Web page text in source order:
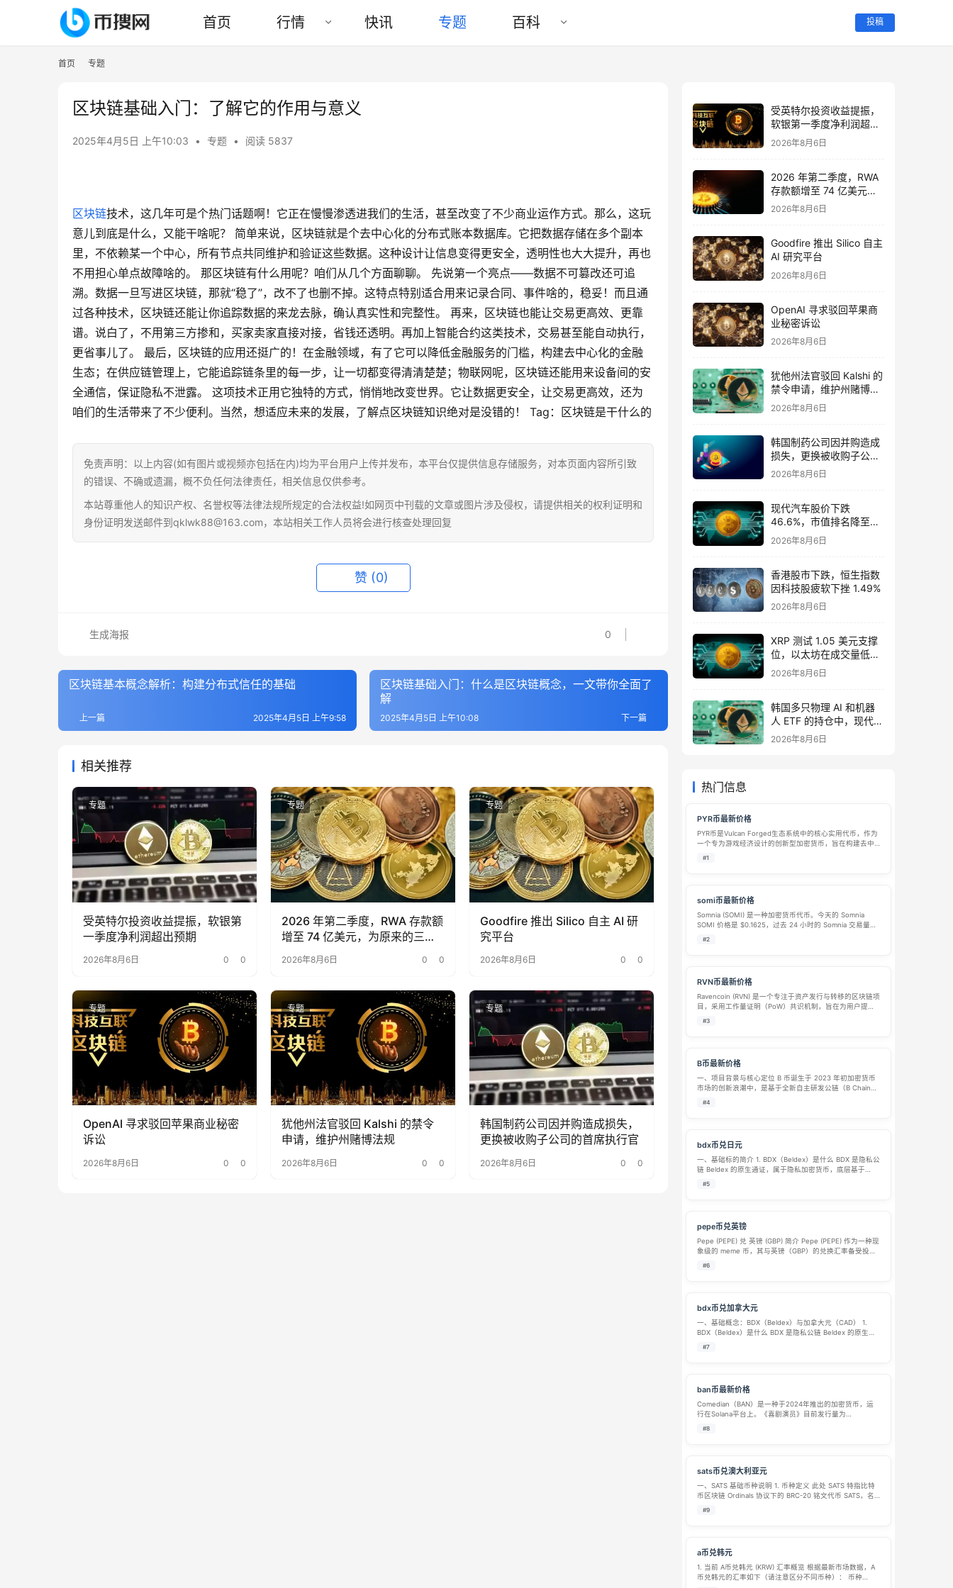
首页 行情 快讯 专题 百科 投稿
首页 专题
区块链基础入门：了解它的作用与意义
2025年4月5日 上午10:03 • 专题 • 阅读 5837
区块链技术，这几年可是个热门话题啊！它正在慢慢渗透进我们的生活，甚至改变了不少商业运作方式。那么，这玩
意儿到底是什么，又能干啥呢？ 简单来说，区块链就是个去中心化的分布式账本数据库。它把数据存储在多个副本
里，不依赖某一个中心，所有节点共同维护和验证这些数据。这种设计让信息变得更安全，透明性也大大提升，再也
不用担心单点故障啥的。 那区块链有什么用呢？咱们从几个方面聊聊。 先说第一个亮点——数据不可篡改还可追
溯。数据一旦写进区块链，那就“稳了”，改不了也删不掉。这特点特别适合用来记录合同、事件啥的，稳妥！而且通
过各种技术，区块链还能让你追踪数据的来龙去脉，确认真实性和完整性。 再来，区块链也能让交易更高效、更靠
谱。说白了，不用第三方掺和，买家卖家直接对接，省钱还透明。再加上智能合约这类技术，交易甚至能自动执行，
更省事儿了。 最后，区块链的应用还挺广的！在金融领域，有了它可以降低金融服务的门槛，构建去中心化的金融
生态；在供应链管理上，它能追踪链条里的每一步，让一切都变得清清楚楚；物联网呢，区块链还能用来设备间的安
全通信，保证隐私不泄露。 这项技术正用它独特的方式，悄悄地改变世界。它让数据更安全，让交易更高效，还为
咱们的生活带来了不少便利。当然，想适应未来的发展，了解点区块链知识绝对是没错的！ Tag：区块链是干什么的
免责声明：以上内容(如有图片或视频亦包括在内)均为平台用户上传并发布，本平台仅提供信息存储服务，对本页面内容所引致
的错误、不确或遗漏，概不负任何法律责任，相关信息仅供参考。
本站尊重他人的知识产权、名誉权等法律法规所规定的合法权益!如网页中刊载的文章或图片涉及侵权，请提供相关的权利证明和
身份证明发送邮件到qklwk88@163.com，本站相关工作人员将会进行核查处理回复
赞 (0)
0
生成海报
区块链基本概念解析：构建分布式信任的基础
上一篇 2025年4月5日 上午9:58
区块链基础入门：什么是区块链概念，一文带你全面了
解
下一篇
2025年4月5日 上午10:08
相关推荐
专题
受英特尔投资收益提振，软银第
一季度净利润超出预期
2026年8月6日 0 0
专题
2026 年第二季度，RWA 存款额
增至 74 亿美元，为原来的三
倍，而去中心化金融（DeFi）下
降了 15%。
2026年8月6日 0 0
专题
Goodfire 推出 Silico 自主 AI 研
究平台
2026年8月6日 0 0
专题
OpenAI 寻求驳回苹果商业秘密
诉讼
2026年8月6日 0 0
专题
犹他州法官驳回 Kalshi 的禁令
申请，维护州赌博法规
2026年8月6日 0 0
专题
韩国制药公司因并购造成损失，
更换被收购子公司的首席执行官
2026年8月6日 0 0
受英特尔投资收益提振，
软银第一季度净利润超出
预期
2026年8月6日
2026 年第二季度，RWA
存款额增至 74 亿美元，
为原来的三倍，而去中心
2026年8月6日
Goodfire 推出 Silico 自主
AI 研究平台
2026年8月6日
OpenAI 寻求驳回苹果商
业秘密诉讼
2026年8月6日
犹他州法官驳回 Kalshi 的
禁令申请，维护州赌博法
规
2026年8月6日
韩国制药公司因并购造成
损失，更换被收购子公司
的首席执行官
2026年8月6日
现代汽车股价下跌
46.6%，市值排名降至第
五位
2026年8月6日
香港股市下跌，恒生指数
因科技股疲软下挫 1.49%
2026年8月6日
XRP 测试 1.05 美元支撑
位，以太坊在成交量低迷
之际守住 1,908 美元
2026年8月6日
韩国多只物理 AI 和机器
人 ETF 的持仓中，现代汽
车占比超过 40%。
2026年8月6日
热门信息
PYR币最新价格
PYR币是Vulcan Forged生态系统中的核心实用代币，作为
一个专为游戏经济设计的创新型加密货币，旨在构建去中
心化的游戏生态系统。它将区块链技术的先进特性与快速
#1
somi币最新价格
Somnia (SOMI) 是一种加密货币代币。今天的 Somnia
SOMI 价格是 $0.1625，过去 24 小时的 Somnia 交易量是
$407.52万。 今天的 Somnia开盘价为 0.1660，目前其价
#2
RVN币最新价格
Ravencoin (RVN) 是一个专注于资产发行与转移的区块链项
目，采用工作量证明（PoW）共识机制，旨在为用户提供
简单、安全的方式来创建和管理数字资产。Ravencoin 于
#3
B币最新价格
一、项目背景与核心定位​ B 币诞生于 2023 年初加密货币
市场的创新浪潮中，是基于全新自主研发公链（B Chain）
发行的应用型代币，核心定位为 **“构建多场景融合的去中
#4
bdx币兑日元
一、基础标的简介 1. BDX（Beldex）是什么 BDX 是隐私公
链 Beldex 的原生通证，属于隐私加密货币，底层基于
CryptoNote 架构，融合环签名、隐形地址、RingCT 加密
#5
pepe币兑英镑
Pepe (PEPE) 兑 英镑 (GBP) 简介 Pepe (PEPE) 作为一种现
象级的 meme 币，其与英镑（GBP）的兑换汇率备受投资
者关注。以下是截至2026年4月9日的最新兑换信息。 1.
#6
bdx币兑加拿大元
一、基础概念：BDX（Beldex）与加拿大元（CAD） 1.
BDX（Beldex）是什么 BDX 是隐私公链 Beldex 的原生代
币，主打匿名加密交易，底层采用 RingCT 环签名、隐形
#7
ban币最新价格
Comedian（BAN）是一种于2024年推出的加密货币，运
行在Solana平台上。《喜剧演员》目前发行量为
962,596,809份，目前0份在流通。Comedian 最后已知价
#8
sats币兑澳大利亚元
一、SATS 基础币种说明 1. 币种定义 此处 SATS 特指比特
币区块链 Ordinals 协议下的 BRC-20 铭文代币 SATS，名
称取自比特币最小计量单位 “Satoshi（聪）”，1 枚比特币
#9
a币兑韩元
1. 当前 A币兑韩元 (KRW) 汇率概览 根据最新市场数据，A
币兑韩元的汇率如下（请注意区分不同币种）： 币种